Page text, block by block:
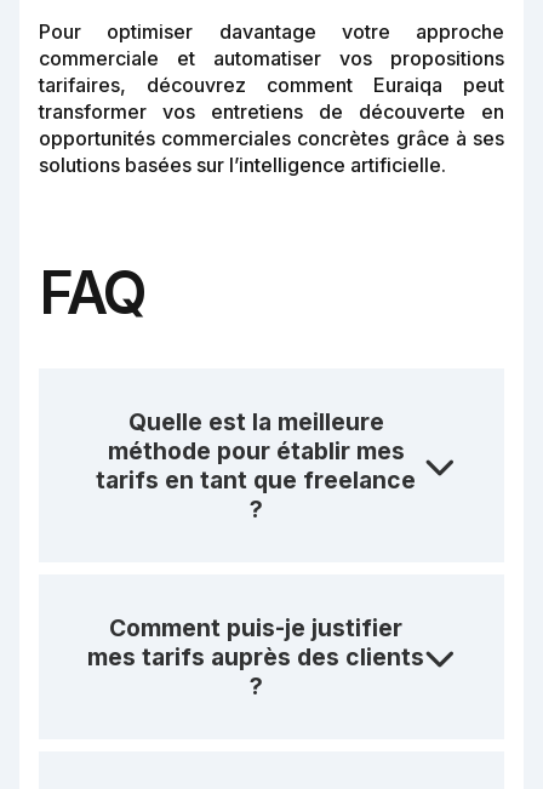
Pour optimiser davantage votre approche
commerciale et automatiser vos propositions
tarifaires, découvrez comment Euraiqa peut
transformer vos entretiens de découverte en
opportunités commerciales concrètes grâce à ses
solutions basées sur l’intelligence artificielle.
FAQ
Quelle est la meilleure
méthode pour établir mes
tarifs en tant que freelance
?
Comment puis-je justifier
mes tarifs auprès des clients
?